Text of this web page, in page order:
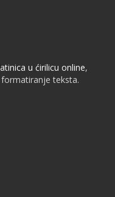
u ćirilicu online,
teksta.